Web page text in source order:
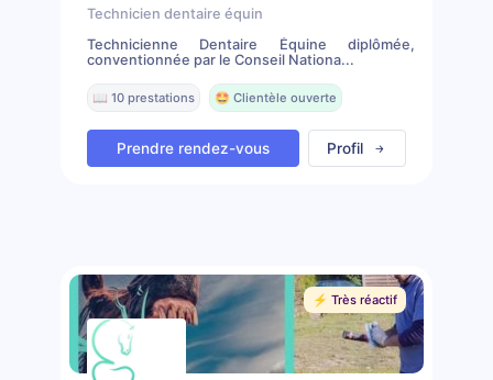
Technicien dentaire équin
Technicienne Dentaire Équine diplômée,
conventionnée par le Conseil Nationa...
📖 10 prestations 🤩 Clientèle ouverte
Prendre rendez-vous Profil
⚡️ Très réactif